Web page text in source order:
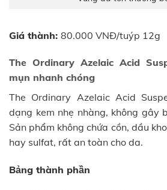
Giá thành: 80.000 VNĐ/tuýp 12g
The Ordinary Azelaic Acid
mụn nhanh chóng
The Ordinary Azelaic Acid
dạng kem nhẹ nhàng, không gây
Sản phẩm không chứa cồn, dầu
hay sulfat, rất an toàn cho da.
Bảng thành phần